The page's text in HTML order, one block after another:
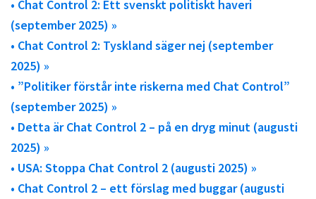
• Chat Control 2: Ett svenskt politiskt haveri
(september 2025) »
• Chat Control 2: Tyskland säger nej (september
2025) »
• ”Politiker förstår inte riskerna med Chat Control”
(september 2025) »
• Detta är Chat Control 2 – på en dryg minut (augusti
2025) »
• USA: Stoppa Chat Control 2 (augusti 2025) »
• Chat Control 2 – ett förslag med buggar (augusti